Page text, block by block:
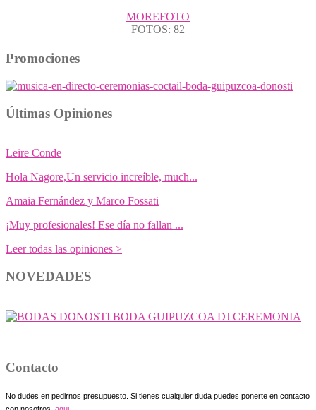
MOREFOTO
FOTOS: 82
Promociones
Últimas Opiniones
Leire Conde
Hola Nagore,Un servicio increíble, much...
Amaia Fernández y Marco Fossati
¡Muy profesionales! Ese día no fallan ...
Leer todas las opiniones >
NOVEDADES
Contacto
No dudes en pedirnos presupuesto. Si tienes cualquier duda puedes ponerte en contacto